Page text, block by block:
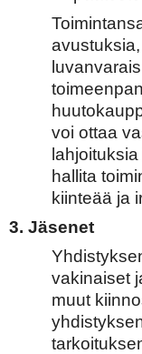
voi ottaa
hallita
kiinteää ja
3. Jäsenet
vakinaiset
muut